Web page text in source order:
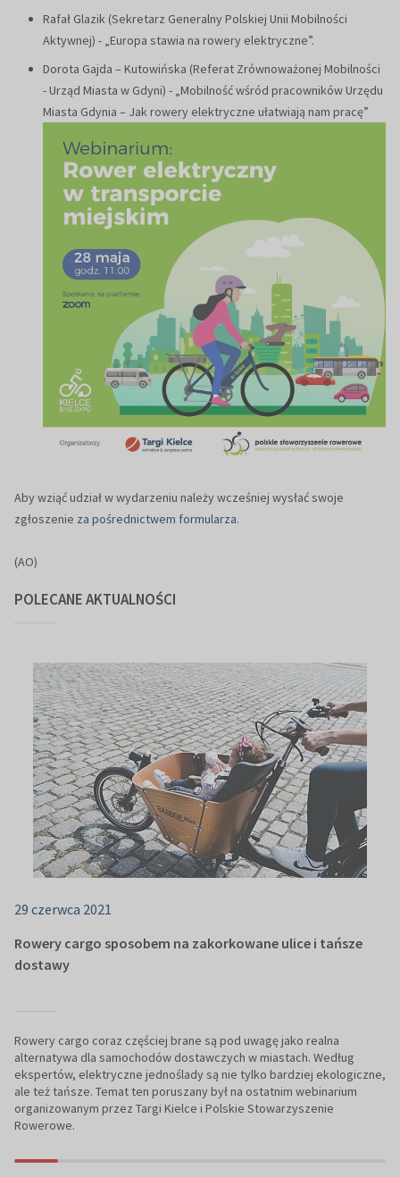
Rafał Glazik (Sekretarz Generalny Polskiej Unii Mobilności
Aktywnej) - „Europa stawia na rowery elektryczne”.
Dorota Gajda – Kutowińska (Referat Zrównoważonej Mobilności
- Urząd Miasta w Gdyni) - „Mobilność wśród pracowników Urzędu
Miasta Gdynia – Jak rowery elektryczne ułatwiają nam pracę”
Aby wziąć udział w wydarzeniu należy wcześniej wysłać swoje
zgłoszenie za pośrednictwem formularza.
(AO)
POLECANE AKTUALNOŚCI
29 czerwca 2021
Rowery cargo sposobem na zakorkowane ulice i tańsze
dostawy
Rowery cargo coraz częściej brane są pod uwagę jako realna
alternatywa dla samochodów dostawczych w miastach. Według
ekspertów, elektryczne jednoślady są nie tylko bardziej ekologiczne,
ale też tańsze. Temat ten poruszany był na ostatnim webinarium
organizowanym przez Targi Kielce i Polskie Stowarzyszenie
Rowerowe.